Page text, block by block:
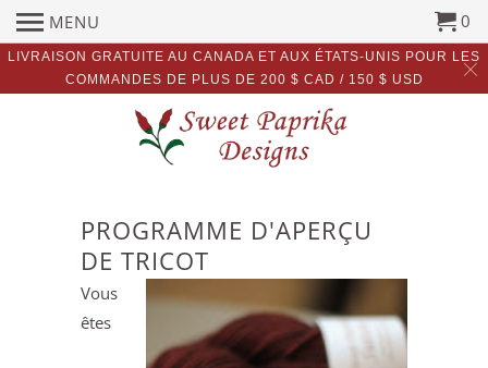
LIVRAISON GRATUITE AU CANADA ET AUX ÉTATS-UNIS POUR LES
COMMANDES DE PLUS DE 200 $ CAD / 150 $ USD
MENU 0
PROGRAMME D'APERÇU
DE TRICOT
Vous
êtes